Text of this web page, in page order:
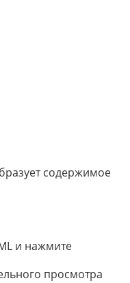
содержимое
и нажмите
просмотра